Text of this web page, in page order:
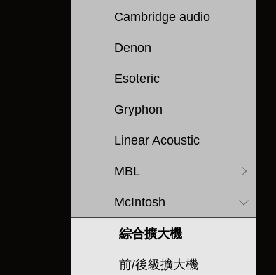
Cambridge audio
Denon
Esoteric
Gryphon
Linear Acoustic
MBL
McIntosh
綜合擴大機
前/後級擴大機